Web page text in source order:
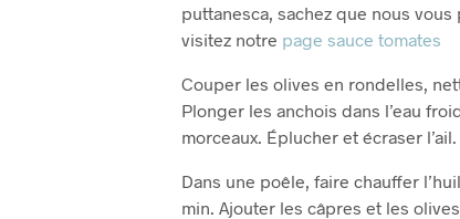
puttanesca, sachez que nous
visitez notre page sauce tomates
Couper les olives en rondelles,
Plonger les anchois dans l’eau
morceaux. Éplucher et écraser l’ail.
Dans une poêle, faire chauffer
min. Ajouter les câpres et les